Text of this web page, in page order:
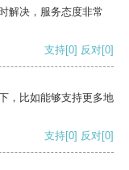
解决，服务态度非常
支持[0] 反对[0]
，比如能够支持更多地
支持[0] 反对[0]